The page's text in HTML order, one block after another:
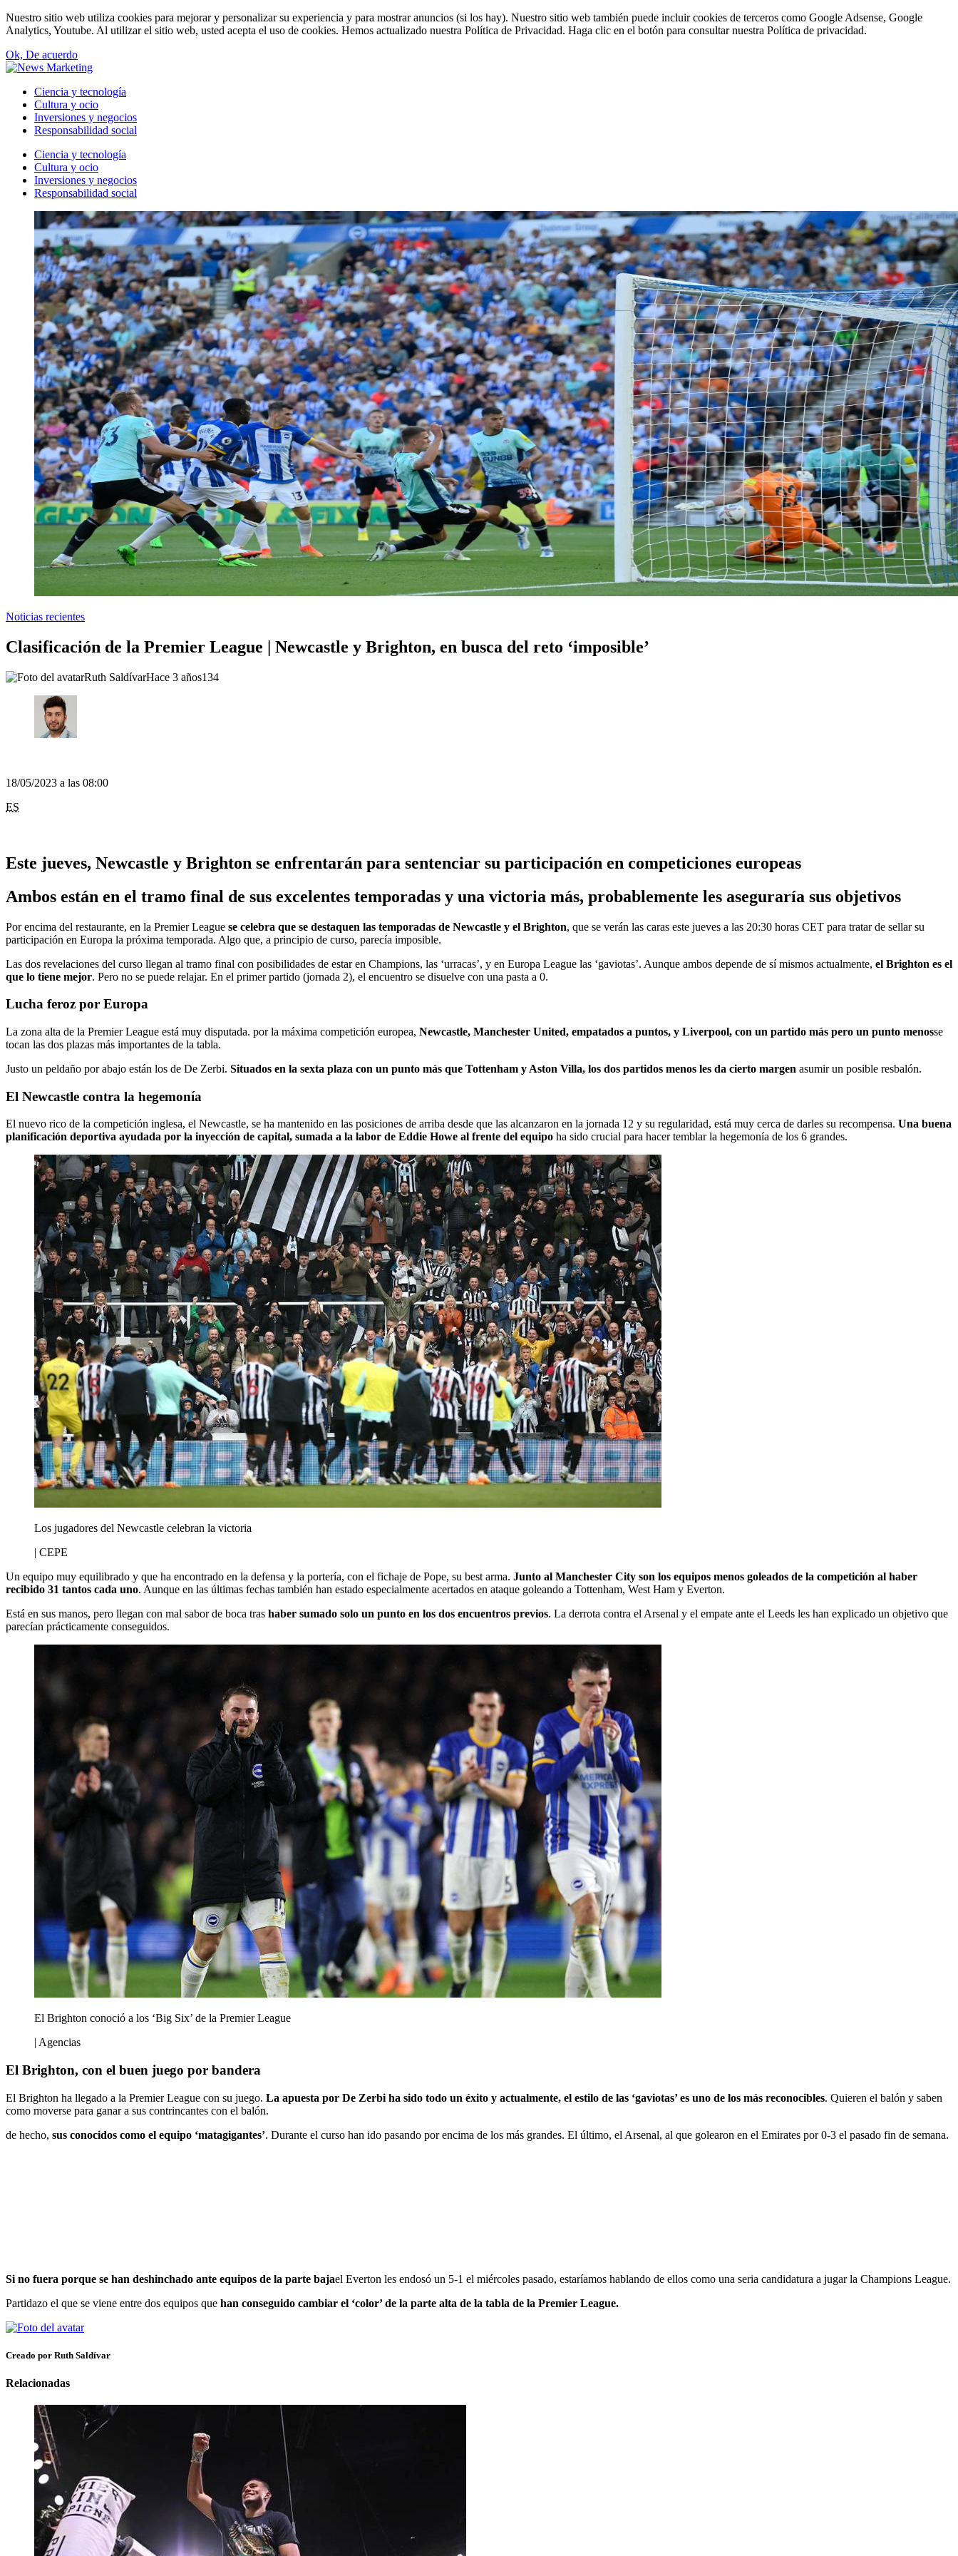
Nuestro sitio web utiliza cookies para mejorar y personalizar su experiencia y para mostrar anuncios (si los hay). Nuestro sitio web también puede incluir cookies de terceros como Google Adsense, Google
Analytics, Youtube. Al utilizar el sitio web, usted acepta el uso de cookies. Hemos actualizado nuestra Política de Privacidad. Haga clic en el botón para consultar nuestra Política de privacidad.
Ok, De acuerdo
Ciencia y tecnología
Cultura y ocio
Inversiones y negocios
Responsabilidad social
Ciencia y tecnología
Cultura y ocio
Inversiones y negocios
Responsabilidad social
Noticias recientes
Clasificación de la Premier League | Newcastle y Brighton, en busca del reto ‘imposible’
Ruth SaldívarHace 3 años134
18/05/2023 a las 08:00
ES
Este jueves, Newcastle y Brighton se enfrentarán para sentenciar su participación en competiciones europeas
Ambos están en el tramo final de sus excelentes temporadas y una victoria más, probablemente les aseguraría sus objetivos
Por encima del restaurante, en la Premier League se celebra que se destaquen las temporadas de Newcastle y el Brighton, que se verán las caras este jueves a las 20:30 horas CET para tratar de sellar su
participación en Europa la próxima temporada. Algo que, a principio de curso, parecía imposible.
Las dos revelaciones del curso llegan al tramo final con posibilidades de estar en Champions, las ‘urracas’, y en Europa League las ‘gaviotas’. Aunque ambos depende de sí mismos actualmente, el Brighton es el
que lo tiene mejor. Pero no se puede relajar. En el primer partido (jornada 2), el encuentro se disuelve con una pasta a 0.
Lucha feroz por Europa
La zona alta de la Premier League está muy disputada. por la máxima competición europea, Newcastle, Manchester United, empatados a puntos, y Liverpool, con un partido más pero un punto menosse
tocan las dos plazas más importantes de la tabla.
Justo un peldaño por abajo están los de De Zerbi. Situados en la sexta plaza con un punto más que Tottenham y Aston Villa, los dos partidos menos les da cierto margen asumir un posible resbalón.
El Newcastle contra la hegemonía
El nuevo rico de la competición inglesa, el Newcastle, se ha mantenido en las posiciones de arriba desde que las alcanzaron en la jornada 12 y su regularidad, está muy cerca de darles su recompensa. Una buena
planificación deportiva ayudada por la inyección de capital, sumada a la labor de Eddie Howe al frente del equipo ha sido crucial para hacer temblar la hegemonía de los 6 grandes.
Los jugadores del Newcastle celebran la victoria
| CEPE
Un equipo muy equilibrado y que ha encontrado en la defensa y la portería, con el fichaje de Pope, su best arma. Junto al Manchester City son los equipos menos goleados de la competición al haber
recibido 31 tantos cada uno. Aunque en las últimas fechas también han estado especialmente acertados en ataque goleando a Tottenham, West Ham y Everton.
Está en sus manos, pero llegan con mal sabor de boca tras haber sumado solo un punto en los dos encuentros previos. La derrota contra el Arsenal y el empate ante el Leeds les han explicado un objetivo que
parecían prácticamente conseguidos.
El Brighton conoció a los ‘Big Six’ de la Premier League
| Agencias
El Brighton, con el buen juego por bandera
El Brighton ha llegado a la Premier League con su juego. La apuesta por De Zerbi ha sido todo un éxito y actualmente, el estilo de las ‘gaviotas’ es uno de los más reconocibles. Quieren el balón y saben
como moverse para ganar a sus contrincantes con el balón.
de hecho, sus conocidos como el equipo ‘matagigantes’. Durante el curso han ido pasando por encima de los más grandes. El último, el Arsenal, al que golearon en el Emirates por 0-3 el pasado fin de semana.
Si no fuera porque se han deshinchado ante equipos de la parte bajael Everton les endosó un 5-1 el miércoles pasado, estaríamos hablando de ellos como una seria candidatura a jugar la Champions League.
Partidazo el que se viene entre dos equipos que han conseguido cambiar el ‘color’ de la parte alta de la tabla de la Premier League.
Creado por Ruth Saldívar
Relacionadas